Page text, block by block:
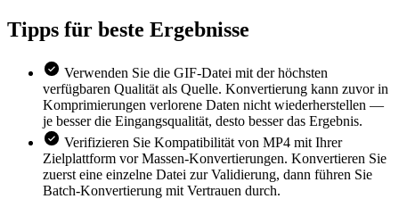
Tipps für beste Ergebnisse
Verwenden Sie die GIF-Datei mit der höchsten
verfügbaren Qualität als Quelle. Konvertierung kann zuvor in
Komprimierungen verlorene Daten nicht wiederherstellen —
je besser die Eingangsqualität, desto besser das Ergebnis.
Verifizieren Sie Kompatibilität von MP4 mit Ihrer
Zielplattform vor Massen-Konvertierungen. Konvertieren Sie
zuerst eine einzelne Datei zur Validierung, dann führen Sie
Batch-Konvertierung mit Vertrauen durch.